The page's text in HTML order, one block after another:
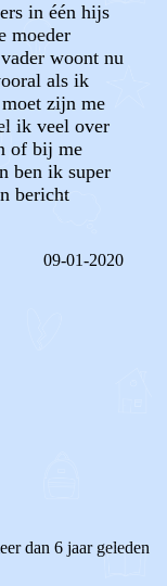
in één hijs
moeder
woont nu
als ik
zijn me
ik veel over
of bij me
ben ik super
bericht
09-01-2020
dan 6 jaar geleden